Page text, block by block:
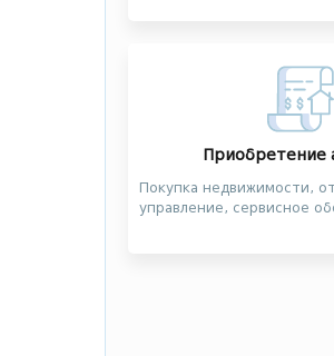
Приобретение
Покупка недвижимости,
управление, сервисное